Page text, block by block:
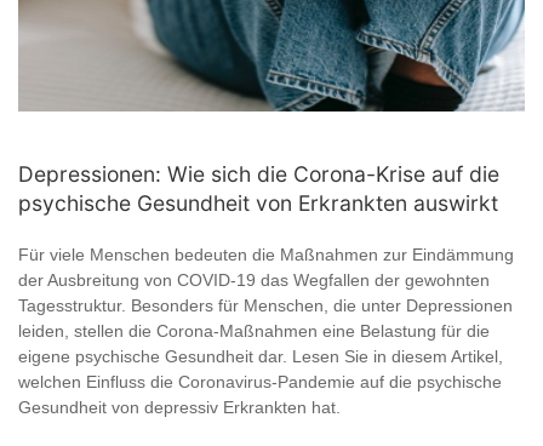
Depressionen: Wie sich die Corona-Krise auf die
psychische Gesundheit von Erkrankten auswirkt
Für viele Menschen bedeuten die Maßnahmen zur Eindämmung
der Ausbreitung von COVID-19 das Wegfallen der gewohnten
Tagesstruktur. Besonders für Menschen, die unter Depressionen
leiden, stellen die Corona-Maßnahmen eine Belastung für die
eigene psychische Gesundheit dar. Lesen Sie in diesem Artikel,
welchen Einfluss die Coronavirus-Pandemie auf die psychische
Gesundheit von depressiv Erkrankten hat.